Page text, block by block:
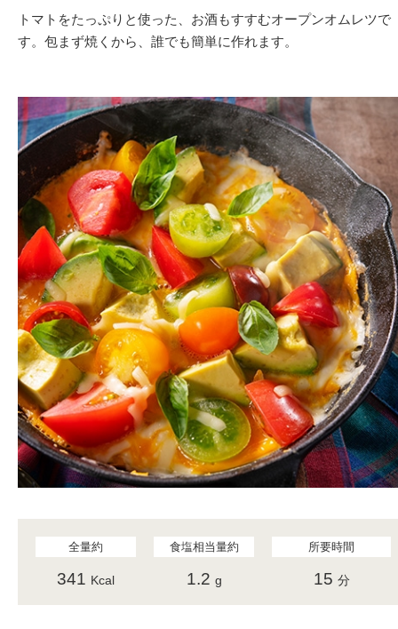
トマトをたっぷりと使った、お酒もすすむオープンオムレツで
す。包まず焼くから、誰でも簡単に作れます。
全量約
341 Kcal
食塩相当量約
1.2 g
所要時間
15 分